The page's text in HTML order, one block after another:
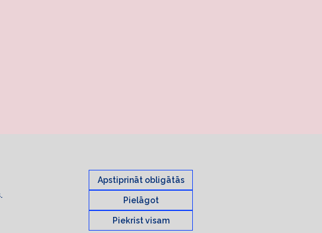
Apstiprināt obligātās
Pielāgot
Piekrist visam